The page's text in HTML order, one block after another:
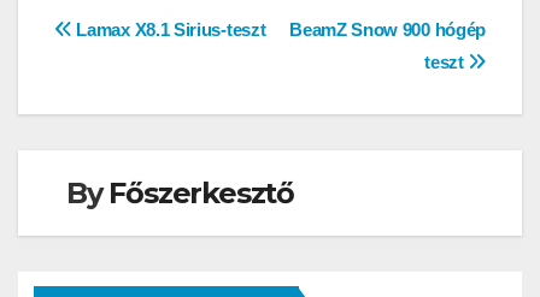
Bejegyzés
BeamZ Snow 900 hógép
teszt
Lamax X8.1 Sirius-teszt
ByFőszerkesztő